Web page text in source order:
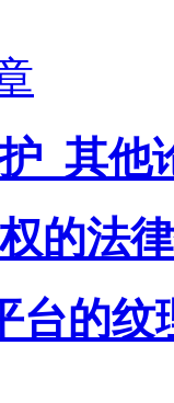
_其他
的法
台的纹